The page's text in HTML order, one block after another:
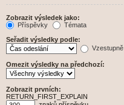
Zobrazit výsledek jako:
Příspěvky
Témata
Seřadit výsledky podle:
Vzestupně
Omezit výsledky na předchozí:
Zobrazit prvních:
RETURN_FIRST_EXPLAIN